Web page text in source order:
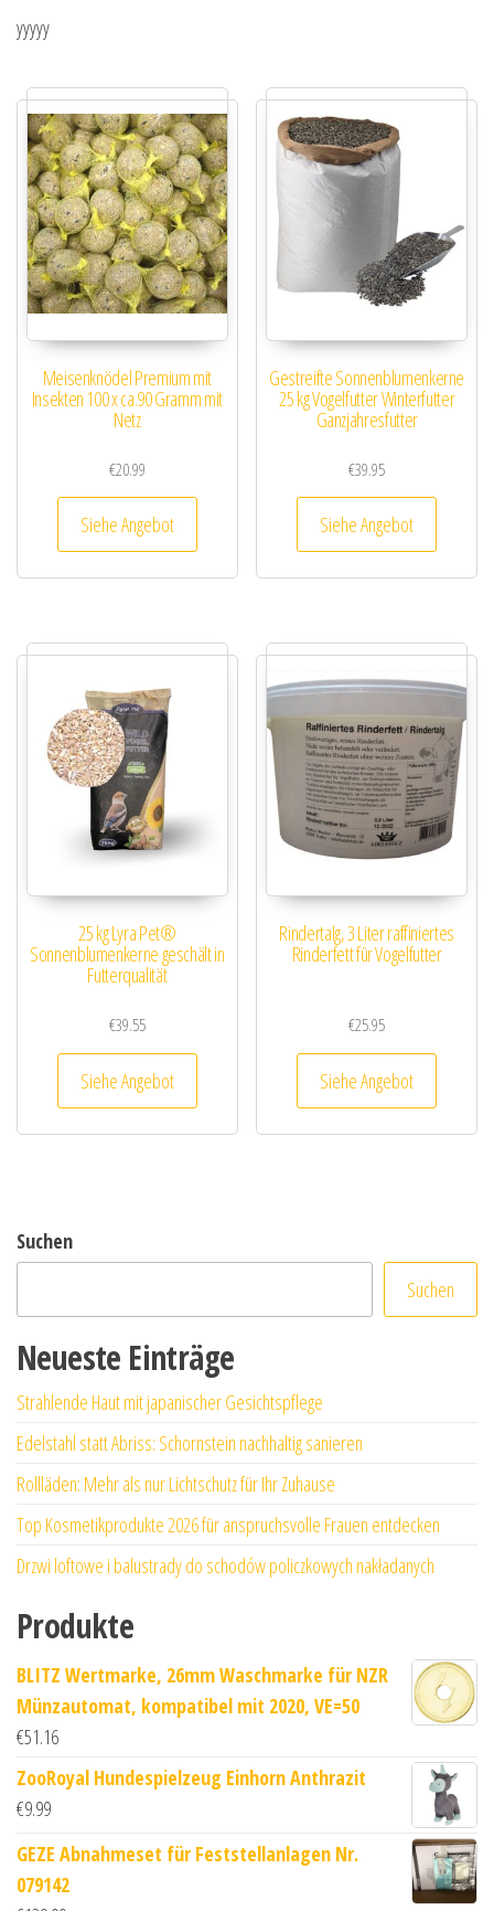
yyyyy
Meisenknödel Premium mit
Insekten 100 x ca.90 Gramm mit
Netz
€20.99
Siehe Angebot
Gestreifte Sonnenblumenkerne
25 kg Vogelfutter Winterfutter
Ganzjahresfutter
€39.95
Siehe Angebot
25 kg Lyra Pet®
Sonnenblumenkerne geschält in
Futterqualität
€39.55
Siehe Angebot
Rindertalg, 3 Liter raffiniertes
Rinderfett für Vogelfutter
€25.95
Siehe Angebot
Suchen
Suchen
Neueste Einträge
Strahlende Haut mit japanischer Gesichtspflege
Edelstahl statt Abriss: Schornstein nachhaltig sanieren
Rollläden: Mehr als nur Lichtschutz für Ihr Zuhause
Top Kosmetikprodukte 2026 für anspruchsvolle Frauen entdecken
Drzwi loftowe i balustrady do schodów policzkowych nakładanych
Produkte
BLITZ Wertmarke, 26mm Waschmarke für NZR
Münzautomat, kompatibel mit 2020, VE=50
€51.16
ZooRoyal Hundespielzeug Einhorn Anthrazit
€9.99
GEZE Abnahmeset für Feststellanlagen Nr.
079142